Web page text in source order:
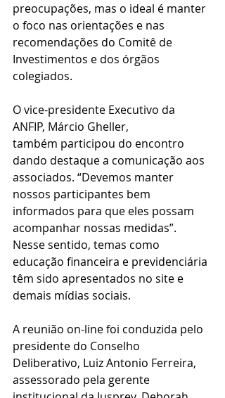
preocupações, mas o ideal é manter
o foco nas orientações e nas
recomendações do Comitê de
Investimentos e dos órgãos
colegiados.
O vice-presidente Executivo da
ANFIP, Márcio Gheller,
também participou do encontro
dando destaque a comunicação aos
associados. “Devemos manter
nossos participantes bem
informados para que eles possam
acompanhar nossas medidas”.
Nesse sentido, temas como
educação financeira e previdenciária
têm sido apresentados no site e
demais mídias sociais.
A reunião on-line foi conduzida pelo
presidente do Conselho
Deliberativo, Luiz Antonio Ferreira,
assessorado pela gerente